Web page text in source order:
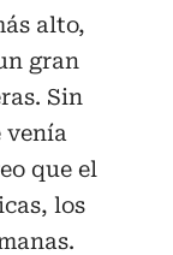
alto,
gran
Sin
que el
los